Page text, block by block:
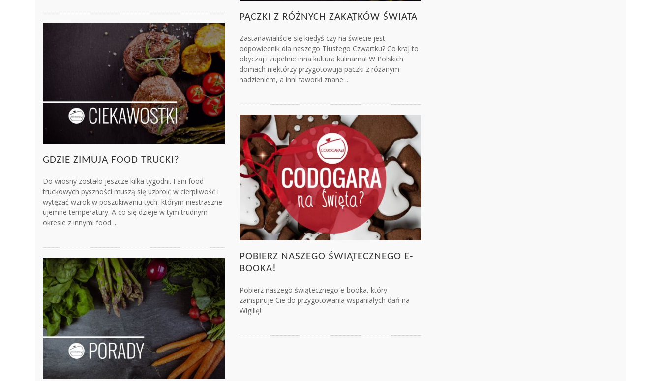
PĄCZKI Z RÓŻNYCH ZAKĄTKÓW ŚWIATA
Zastanawialiście się kiedyś czy na świecie jest
odpowiednik dla naszego Tłustego Czwartku? Co kraj to
obyczaj i zupełnie inna kultura kulinarna! W Polskich
domach niektórzy przygotowują pączki z różanym
nadzieniem, a inni faworki znane ..
GDZIE ZIMUJĄ FOOD TRUCKI?
Do wiosny zostało jeszcze kilka tygodni. Fani food
truckowych pyszności muszą się uzbroić w cierpliwość i
wytężać wzrok w poszukiwaniu tych, którym niestraszne
ujemne temperatury. A co się dzieje w tym trudnym
okresie z innymi food ..
POBIERZ NASZEGO ŚWIĄTECZNEGO E-
BOOKA!
Pobierz naszego świątecznego e-booka, który
zainspiruje Cie do przygotowania wspaniałych dań na
Wigilię!